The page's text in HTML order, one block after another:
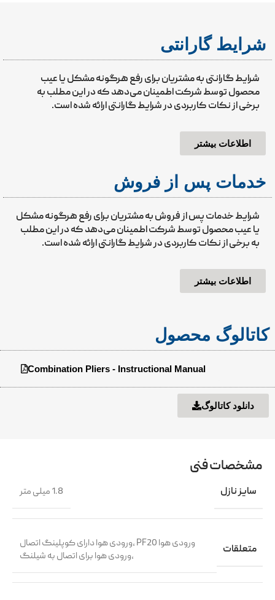
شرایط گارانتی
شرایط گارانتی به مشتریان برای رفع هرگونه مشکل یا عیب
محصول توسط شرکت اطمینان می‌دهد که در این مطلب به
برخی از نکات کاربردی در شرایط گارانتی ارائه شده است.
اطلاعات بیشتر
خدمات پس از فروش
شرایط خدمات پس از فروش به مشتریان برای رفع هرگونه مشکل
یا عیب محصول توسط شرکت اطمینان می‌دهد که در این مطلب
به برخی از نکات کاربردی در شرایط گارانتی ارائه شده است.
اطلاعات بیشتر
کاتالوگ محصول
Combination Pliers - Instructional Manual
دانلود کاتالوگ
مشخصات فنی
سایز نازل 1.8 میلی متر
متعلقات
ورودی هوا PF20 ،ورودی هوا دارای کوپلینگ اتصال
،ورودی هوا برای اتصال به شیلنگ